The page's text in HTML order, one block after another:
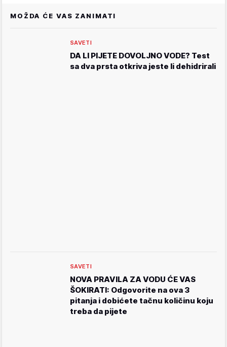
MOŽDA ĆE VAS ZANIMATI
SAVETI
DA LI PIJETE DOVOLJNO VODE? Test
sa dva prsta otkriva jeste li dehidrirali
SAVETI
NOVA PRAVILA ZA VODU ĆE VAS
ŠOKIRATI: Odgovorite na ova 3
pitanja i dobićete tačnu količinu koju
treba da pijete